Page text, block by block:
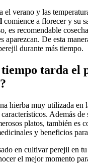
el verano y las
comience a florecer y su
es recomendable
aparezcan. De esta
durante más tiempo.
tiempo tarda el
hierba muy utilizada en
Además
platos, también es
y beneficios
en cultivar perejil en
el mejor momento